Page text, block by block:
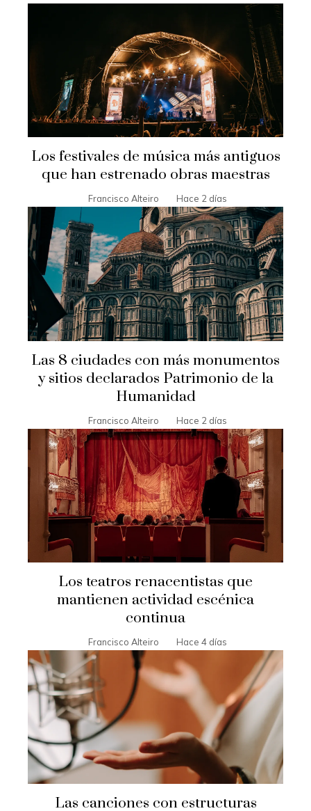
Los festivales de música más antiguos
que han estrenado obras maestras
Francisco Alteiro Hace 2 días
Las 8 ciudades con más monumentos
y sitios declarados Patrimonio de la
Humanidad
Francisco Alteiro Hace 2 días
Los teatros renacentistas que
mantienen actividad escénica
continua
Francisco Alteiro Hace 4 días
Las canciones con estructuras